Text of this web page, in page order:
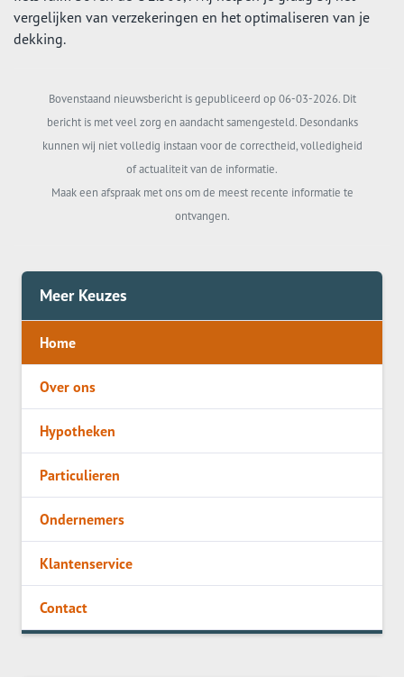
vergelijken van verzekeringen en het optimaliseren van je
dekking.
Bovenstaand nieuwsbericht is gepubliceerd op 06-03-2026. Dit
bericht is met veel zorg en aandacht samengesteld. Desondanks
kunnen wij niet volledig instaan voor de correctheid, volledigheid
of actualiteit van de informatie.
Maak een afspraak met ons om de meest recente informatie te
ontvangen.
Meer Keuzes
Home
Over ons
Hypotheken
Particulieren
Ondernemers
Klantenservice
Contact